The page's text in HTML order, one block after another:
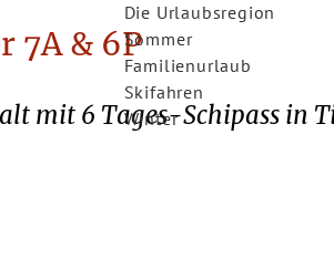
Die Urlaubsregion
Sommer
Familienurlaub
Skifahren
Winter
7A & 6P
mit 6 Tages-Schipass in